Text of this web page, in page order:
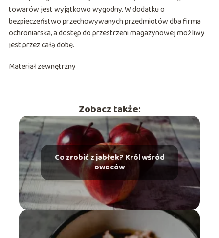
towarów jest wyjątkowo wygodny. W dodatku o
bezpieczeństwo przechowywanych przedmiotów dba firma
ochroniarska, a dostęp do przestrzeni magazynowej możliwy
jest przez całą dobę.
Materiał zewnętrzny
Zobacz także:
Co zrobić z jabłek? Król wśród
owoców